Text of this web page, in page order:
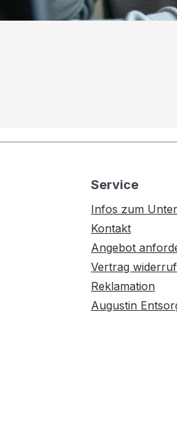
Service
Infos zum
Kontakt
Angebot
Vertrag
Reklamation
Augustin